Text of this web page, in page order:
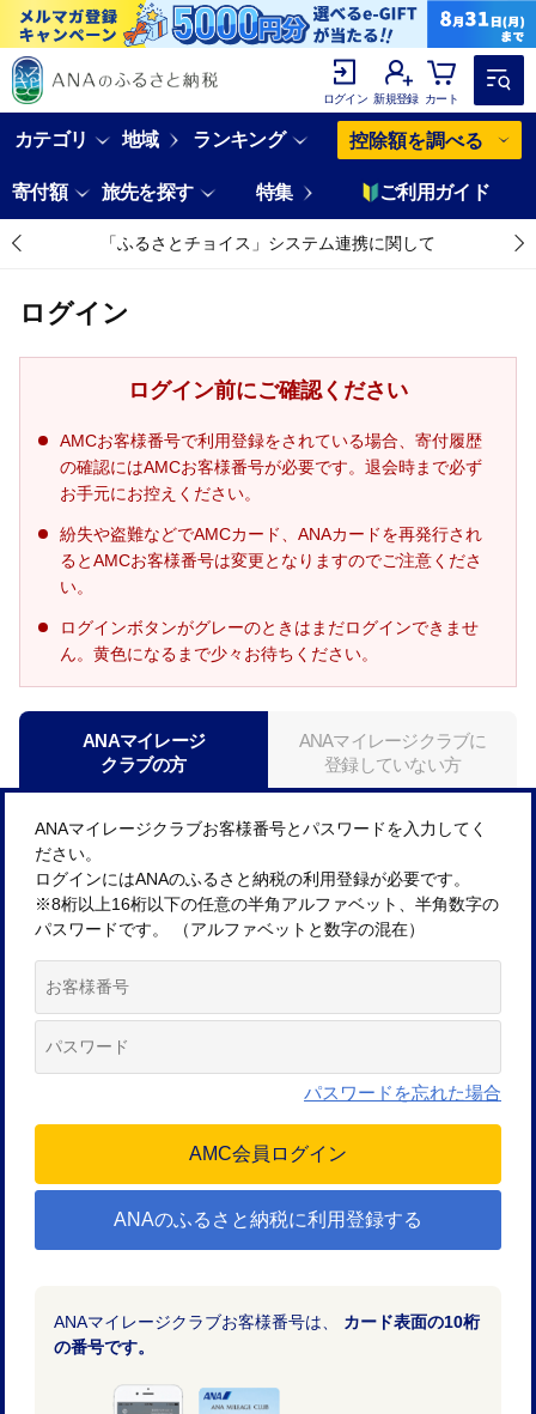
ログイン 新規登録 カート
カテゴリ 地域 ランキング 控除額を調べる
寄付額 旅先を探す 特集 ご利用ガイド
「ふるさとチョイス」システム連携に関して
ログイン
ログイン前にご確認ください
AMCお客様番号で利用登録をされている場合、寄付履歴
の確認にはAMCお客様番号が必要です。退会時まで必ず
お手元にお控えください。
紛失や盗難などでAMCカード、ANAカードを再発行され
るとAMCお客様番号は変更となりますのでご注意くださ
い。
ログインボタンがグレーのときはまだログインできませ
ん。黄色になるまで少々お待ちください。
ANAマイレージ
クラブの方
ANAマイレージクラブに
登録していない方
ANAマイレージクラブお客様番号とパスワードを入力してく
ださい。
ログインにはANAのふるさと納税の利用登録が必要です。
※8桁以上16桁以下の任意の半角アルファベット、半角数字の
パスワードです。 （アルファベットと数字の混在）
パスワードを忘れた場合
ANAのふるさと納税に利用登録する
ANAマイレージクラブお客様番号は、 カード表面の10桁
の番号です。